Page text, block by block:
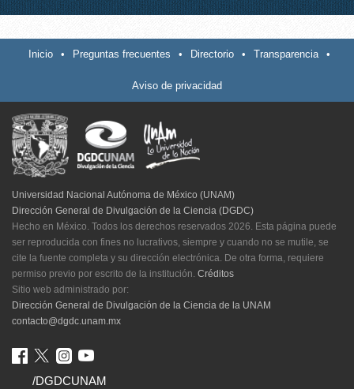
Inicio • Preguntas frecuentes • Directorio • Transparencia •
Aviso de privacidad
Universidad Nacional Autónoma de México (UNAM)
Dirección General de Divulgación de la Ciencia (DGDC)
Hecho en México. Todos los derechos reservados 2026. Esta página puede
ser reproducida con fines no lucrativos, siempre y cuando no se mutile, se
cite la fuente completa y su dirección electrónica. De otra forma, requiere
permiso previo por escrito de la institución. Créditos
Sitio web administrado por:
Dirección General de Divulgación de la Ciencia de la UNAM
contacto@dgdc.unam.mx
/DGDCUNAM